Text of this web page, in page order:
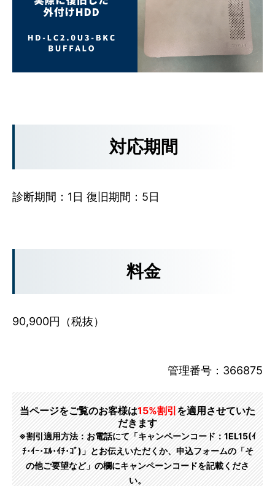
対応期間
診断期間：1日 復旧期間：5日
料金
90,900円（税抜）
管理番号：366875
当ページをご覧のお客様は15%割引 を適用させていた
だきます
※割引適用方法：お電話にて「キャンペーンコード：1EL15(ｲ
ﾁ･ｲｰ･ｴﾙ･ｲﾁ･ｺﾞ)」とお伝えいただくか、申込フォームの「そ
の他ご要望など」の欄にキャンペーンコードを記載くださ
い。